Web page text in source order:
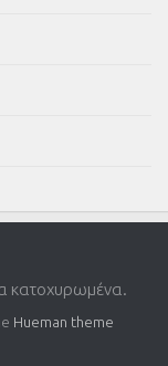
κατοχυρωμένα.
Hueman theme